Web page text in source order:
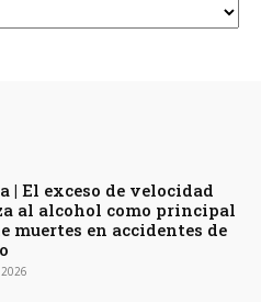
| El exceso de velocidad
al alcohol como principal
muertes en accidentes de